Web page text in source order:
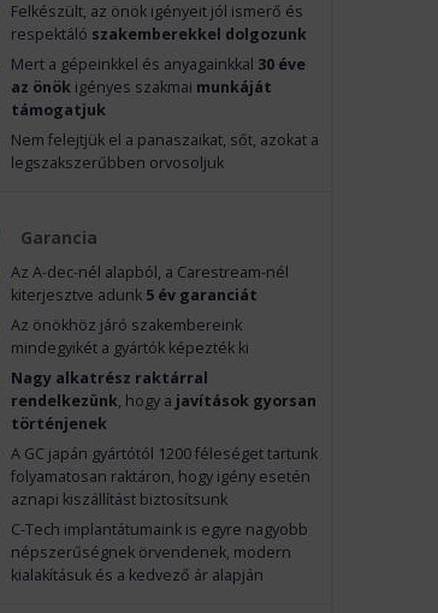
Felkészült, az önök igényeit jól ismerő és
respektáló szakemberekkel dolgozunk
Mert a gépeinkkel és anyagainkkal 30 éve
az önökigényes szakmai munkáját
támogatjuk
Nem felejtjük el a panaszaikat, sőt, azokat a
legszakszerűbben orvosoljuk
Garancia
Az A-dec-nél alapból, a Carestream-nél
kiterjesztve adunk 5 év garanciát
Az önökhöz járó szakembereink
mindegyikét a gyártók képezték ki
Nagy alkatrész raktárral
rendelkezünk, hogy a javítások gyorsan
történjenek
A GC japán gyártótól 1200 féleséget tartunk
folyamatosan raktáron, hogy igény esetén
aznapi kiszállítást biztosítsunk
C-Tech implantátumaink is egyre nagyobb
népszerűségnek örvendenek, modern
kialakításuk és a kedvező ár alapján